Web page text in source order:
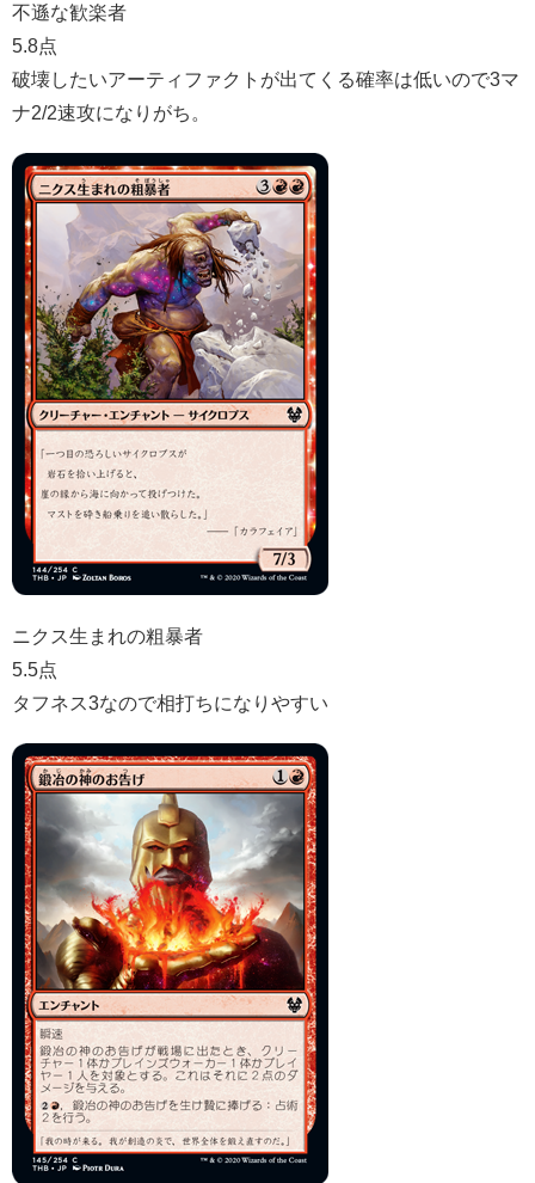
不遜な歓楽者
5.8点
破壊したいアーティファクトが出てくる確率は低いので3マ
ナ2/2速攻になりがち。
ニクス生まれの粗暴者
5.5点
タフネス3なので相打ちになりやすい